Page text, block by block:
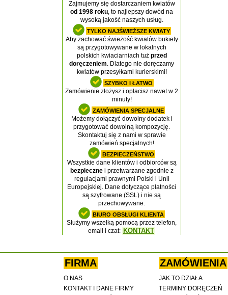
Zajmujemy się dostarczaniem kwiatów
od 1998 roku , to najlepszy dowód na
wysoką jakość naszych usług.
TYLKO NAJŚWIEŻSZE KWIATY
Aby zachować świeżość kwiatów bukiety
są przygotowywane w lokalnych
polskich kwiaciarniach tuż przed
doręczeniem . Dlatego nie doręczamy
kwiatów przesyłkami kurierskimi!
SZYBKO I ŁATWO
Zamówienie złożysz i opłacisz nawet w 2
minuty!
ZAMÓWIENIA SPECJALNE
Możemy dołączyć dowolny dodatek i
przygotować dowolną kompozycję.
Skontaktuj się z nami w sprawie
zamówień specjalnych!
BEZPIECZEŃSTWO
Wszystkie dane klientów i odbiorców są
bezpiecznei przetwarzane zgodnie z
regulacjami prawnymi Polski i Unii
Europejskiej. Dane dotyczące płatności
są szyfrowane (SSL) i nie są
przechowywane.
BIURO OBSŁUGI KLIENTA
Służymy wszelką pomocą przez telefon,
email i czat: KONTAKT
FIRMA
O NAS
KONTAKT I DANE FIRMY
ZAMÓWIENIA
JAK TO DZIAŁA
TERMINY DORĘCZEŃ